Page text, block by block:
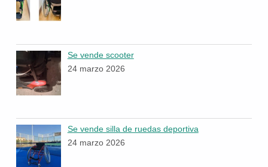
Se vende scooter
24 marzo 2026
Se vende silla de ruedas deportiva
24 marzo 2026